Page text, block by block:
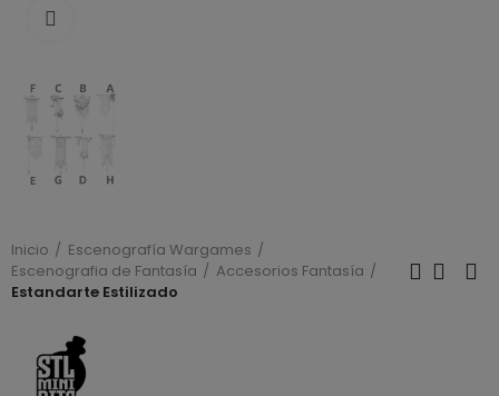
Inicio
Escenografía Wargames
Escenografia de Fantasía
Accesorios Fantasía
Estandarte Estilizado